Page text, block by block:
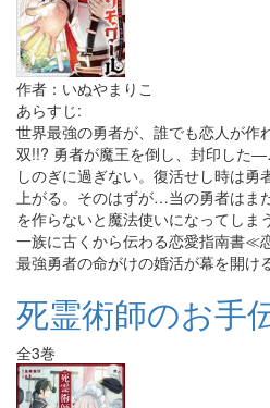
作者：いぬやまりこ
あらすじ:
世界最強の勇者が、誰でも恋人が作
双!!? 勇者が魔王を倒し、封印した
しのぎに過ぎない。復活せし時は勇
上がる。そのはずが…当の勇者はま
を作らないと魔法使いになってしま
一族に古くから伝わる恋愛指南書≪
最強勇者の命がけの婚活が幕を開け
死霊術師のお手
全3巻